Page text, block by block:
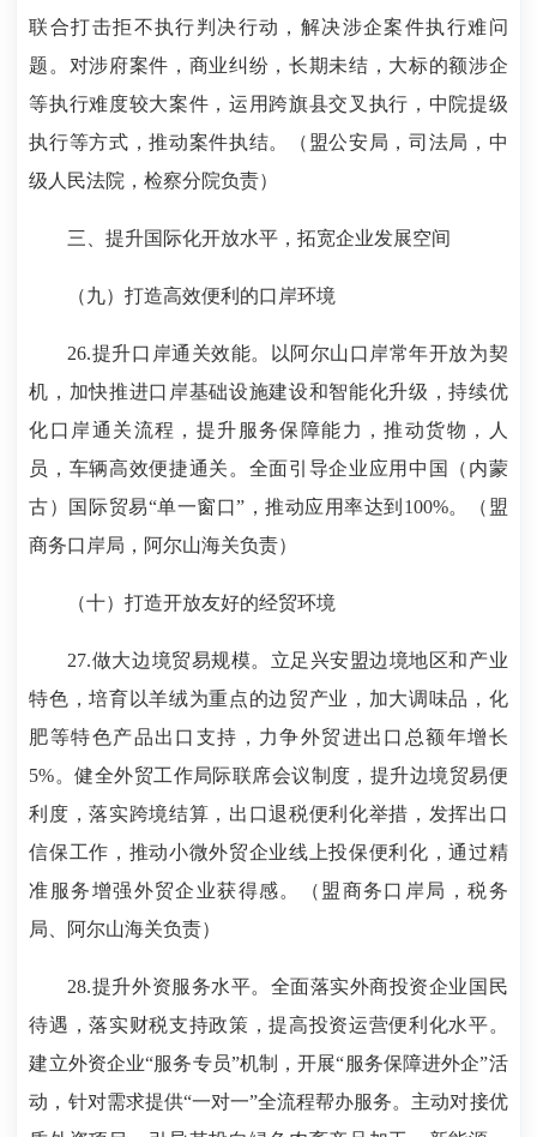
联合打击拒不执行判决行动，解决涉企案件执行难问
题。对涉府案件，商业纠纷，长期未结，大标的额涉企
等执行难度较大案件，运用跨旗县交叉执行，中院提级
执行等方式，推动案件执结。（盟公安局，司法局，中
级人民法院，检察分院负责）
三、提升国际化开放水平，拓宽企业发展空间
（九）打造高效便利的口岸环境
26.提升口岸通关效能。以阿尔山口岸常年开放为契
机，加快推进口岸基础设施建设和智能化升级，持续优
化口岸通关流程，提升服务保障能力，推动货物，人
员，车辆高效便捷通关。全面引导企业应用中国（内蒙
古）国际贸易“单一窗口”，推动应用率达到100%。（盟
商务口岸局，阿尔山海关负责）
（十）打造开放友好的经贸环境
27.做大边境贸易规模。立足兴安盟边境地区和产业
特色，培育以羊绒为重点的边贸产业，加大调味品，化
肥等特色产品出口支持，力争外贸进出口总额年增长
5%。健全外贸工作局际联席会议制度，提升边境贸易便
利度，落实跨境结算，出口退税便利化举措，发挥出口
信保工作，推动小微外贸企业线上投保便利化，通过精
准服务增强外贸企业获得感。（盟商务口岸局，税务
局、阿尔山海关负责）
28.提升外资服务水平。全面落实外商投资企业国民
待遇，落实财税支持政策，提高投资运营便利化水平。
建立外资企业“服务专员”机制，开展“服务保障进外企”活
动，针对需求提供“一对一”全流程帮办服务。主动对接优